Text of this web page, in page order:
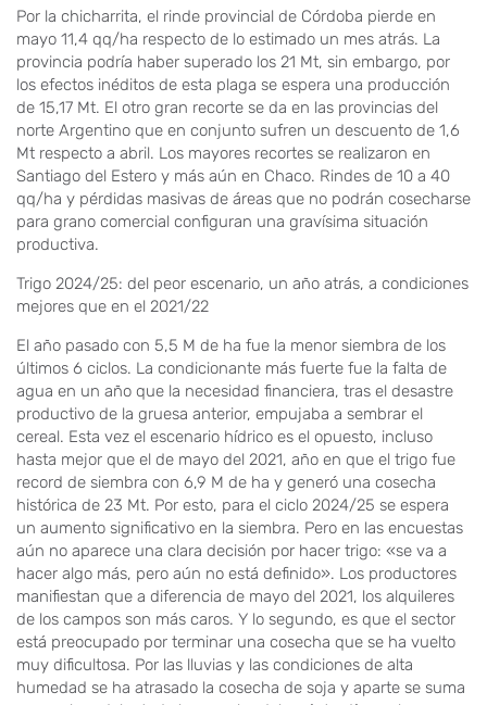
Por la chicharrita, el rinde provincial de Córdoba pierde en
mayo 11,4 qq/ha respecto de lo estimado un mes atrás. La
provincia podría haber superado los 21 Mt, sin embargo, por
los efectos inéditos de esta plaga se espera una producción
de 15,17 Mt. El otro gran recorte se da en las provincias del
norte Argentino que en conjunto sufren un descuento de 1,6
Mt respecto a abril. Los mayores recortes se realizaron en
Santiago del Estero y más aún en Chaco. Rindes de 10 a 40
qq/ha y pérdidas masivas de áreas que no podrán cosecharse
para grano comercial configuran una gravísima situación
productiva.
Trigo 2024/25: del peor escenario, un año atrás, a condiciones
mejores que en el 2021/22
El año pasado con 5,5 M de ha fue la menor siembra de los
últimos 6 ciclos. La condicionante más fuerte fue la falta de
agua en un año que la necesidad financiera, tras el desastre
productivo de la gruesa anterior, empujaba a sembrar el
cereal. Esta vez el escenario hídrico es el opuesto, incluso
hasta mejor que el de mayo del 2021, año en que el trigo fue
record de siembra con 6,9 M de ha y generó una cosecha
histórica de 23 Mt. Por esto, para el ciclo 2024/25 se espera
un aumento significativo en la siembra. Pero en las encuestas
aún no aparece una clara decisión por hacer trigo: «se va a
hacer algo más, pero aún no está definido». Los productores
manifiestan que a diferencia de mayo del 2021, los alquileres
de los campos son más caros. Y lo segundo, es que el sector
está preocupado por terminar una cosecha que se ha vuelto
muy dificultosa. Por las lluvias y las condiciones de alta
humedad se ha atrasado la cosecha de soja y aparte se suma